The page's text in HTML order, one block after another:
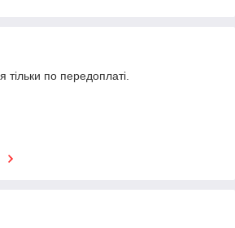
тільки по передоплаті.